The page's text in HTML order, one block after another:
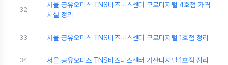
32
서울 공유오피스 TNS비즈니스센터 구로디지털 4호점 가격
시설 정리
33 서울 공유오피스 TNS비즈니스센터 구로디지털 1호점 정리
34 서울 공유오피스 TNS비즈니스센터 가산디지털 1호점 정리